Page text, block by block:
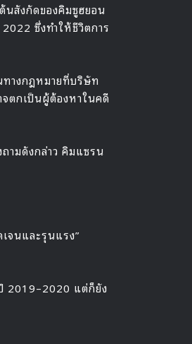
นสังกัดของคิมซูฮยอน
ซึ่งทำให้ชีวิตการ
ทางกฎหมายที่บริษัท
จตกเป็นผู้ต้องหาในคดี
ามดังกล่าว คิมแซรน
จนและรุนแรง”
2019–2020 แต่ก็ยัง